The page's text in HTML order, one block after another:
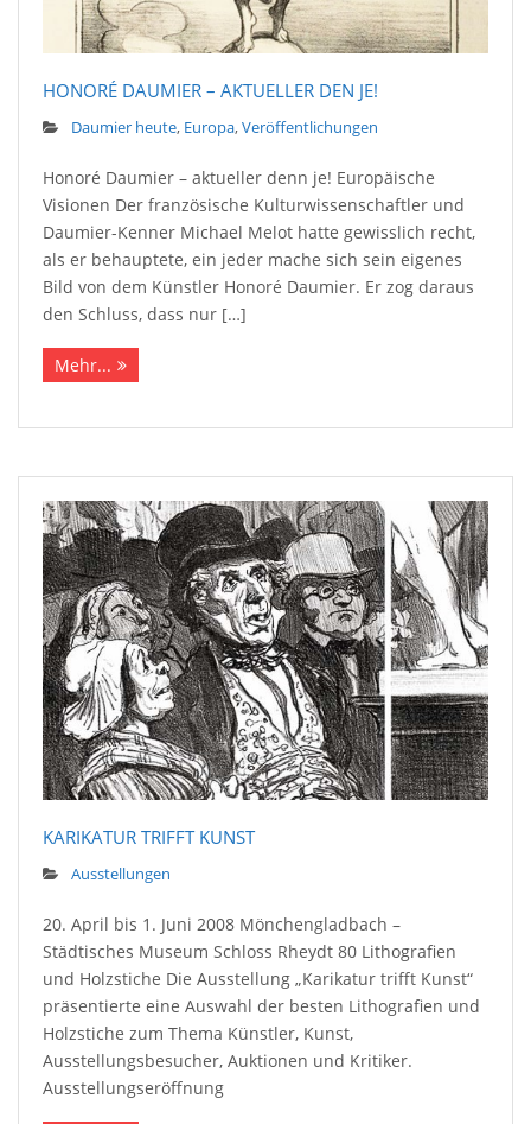
HONORÉ DAUMIER – AKTUELLER DEN JE!
Daumier heute, Europa,Veröffentlichungen
Honoré Daumier – aktueller denn je! Europäische
Visionen Der französische Kulturwissenschaftler und
Daumier-Kenner Michael Melot hatte gewisslich recht,
als er behauptete, ein jeder mache sich sein eigenes
Bild von dem Künstler Honoré Daumier. Er zog daraus
den Schluss, dass nur […]
Mehr...
KARIKATUR TRIFFT KUNST
Ausstellungen
20. April bis 1. Juni 2008 Mönchengladbach –
Städtisches Museum Schloss Rheydt 80 Lithografien
und Holzstiche Die Ausstellung „Karikatur trifft Kunst“
präsentierte eine Auswahl der besten Lithografien und
Holzstiche zum Thema Künstler, Kunst,
Ausstellungsbesucher, Auktionen und Kritiker.
Ausstellungseröffnung